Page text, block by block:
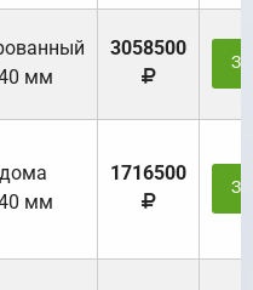
мм
3058500
мм
1716500